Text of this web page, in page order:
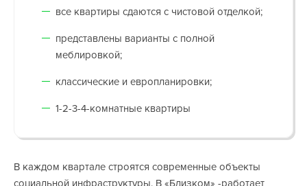
все квартиры сдаются с чистовой отделкой;
представлены варианты с полной
меблировкой;
классические и европланировки;
1-2-3-4-комнатные квартиры
В каждом квартале строятся современные объекты
социальной инфраструктуры. В «Близком» -работает